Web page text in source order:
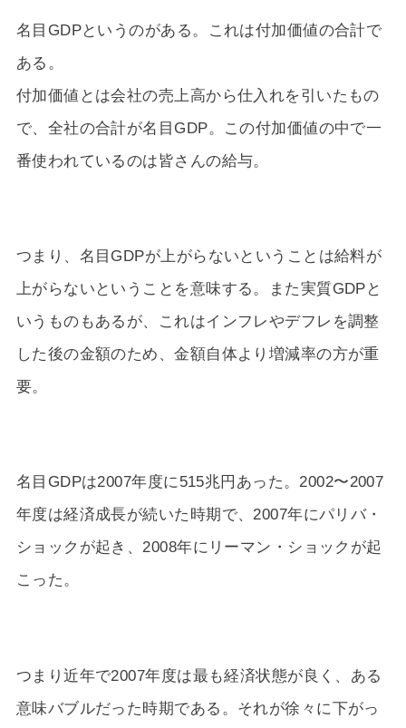
名目GDPというのがある。これは付加価値の合計で
ある。
付加価値とは会社の売上高から仕入れを引いたもの
で、全社の合計が名目GDP。この付加価値の中で一
番使われているのは皆さんの給与。
つまり、名目GDPが上がらないということは給料が
上がらないということを意味する。また実質GDPと
いうものもあるが、これはインフレやデフレを調整
した後の金額のため、金額自体より増減率の方が重
要。
名目GDPは2007年度に515兆円あった。2002〜2007
年度は経済成長が続いた時期で、2007年にパリバ・
ショックが起き、2008年にリーマン・ショックが起
こった。
つまり近年で2007年度は最も経済状態が良く、ある
意味バブルだった時期である。それが徐々に下がっ